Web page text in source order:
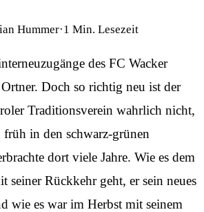
Hummer·1 Min. Lesezeit
des FC Wacker
Doch so richtig neu ist der
Traditionsverein wahrlich nicht,
in den schwarz-grünen
dort viele Jahre. Wie es dem
seiner Rückkehr geht, er sein neues
wie es war im Herbst mit seinem